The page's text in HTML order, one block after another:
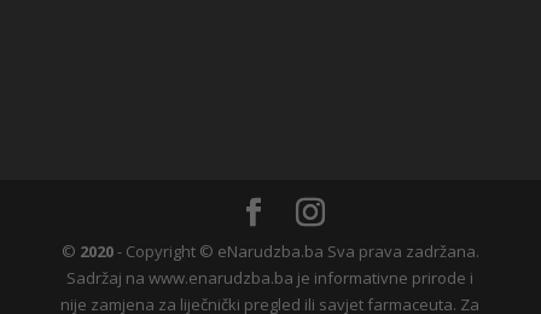
© 2020- Copyright © eNarudzba.ba Sva prava zadržana.
Sadržaj na www.enarudzba.ba je informativne prirode i
nije zamjena za liječnički pregled ili savjet farmaceuta. Za